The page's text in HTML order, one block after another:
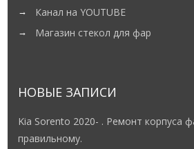
Канал на YOUTUBE
Магазин стекол для фар
НОВЫЕ ЗАПИСИ
Kia Sorento 2020- . Ремонт корпуса
правильному.